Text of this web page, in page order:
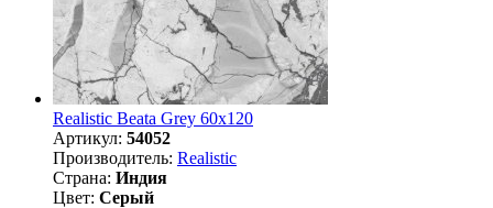
Realistic Beata Grey 60x120
Артикул: 54052
Производитель: Realistic
Страна: Индия
Цвет: Серый